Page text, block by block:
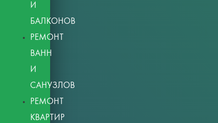
И
БАЛКОНОВ
РЕМОНТ
ВАНН
И
САНУЗЛОВ
РЕМОНТ
КВАРТИР